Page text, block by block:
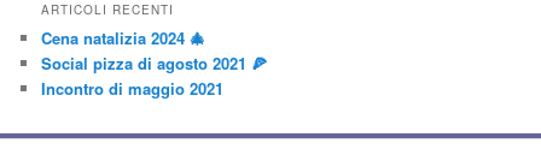
ARTICOLI RECENTI
Cena natalizia 2024 🎄
Social pizza di agosto 2021 🍕
Incontro di maggio 2021